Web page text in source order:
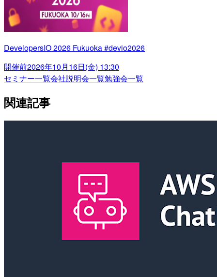
DevelopersIO 2026 Fukuoka #devio2026
開催前2026年10月16日(金) 13:30
セミナー一覧会社説明会一覧勉強会一覧
関連記事